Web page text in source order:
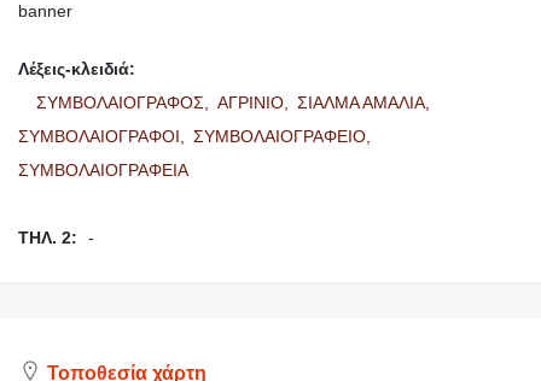
banner
Λέξεις-κλειδιά:
ΣΥΜΒΟΛΑΙΟΓΡΑΦΟΣ,
ΑΓΡΙΝΙΟ,
ΣΙΑΛΜΑ ΑΜΑΛΙΑ,
ΣΥΜΒΟΛΑΙΟΓΡΑΦΟΙ,
ΣΥΜΒΟΛΑΙΟΓΡΑΦΕΙΟ,
ΣΥΜΒΟΛΑΙΟΓΡΑΦΕΙΑ
ΤΗΛ. 2: -
Τοποθεσία χάρτη